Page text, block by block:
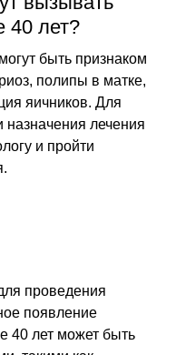
40 лет?
быть признаком
полипы в матке,
яичников. Для
назначения лечения
и пройти
проведения
появление
40 лет может быть